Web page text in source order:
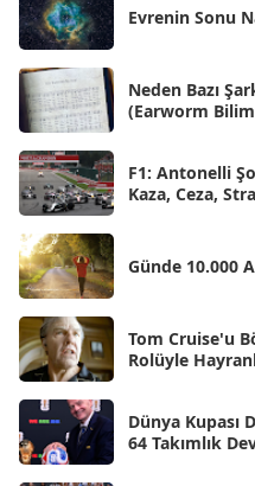
Tem 2025
Haz 2025
May 2025 [54]
Nis 2025 [56]
Mar 2025
Şub 2025
Oca 2025
Ara 2024 [25]
Kas 2024
Eki 2024 [46]
Eyl 2024
Evrenin Sonu
Neden Bazı
(Earworm
F1: Antonelli
Kaza, Ceza,
Günde 10.000
Tom Cruise'u
Rolüyle
Dünya Kupası
64 Takımlık